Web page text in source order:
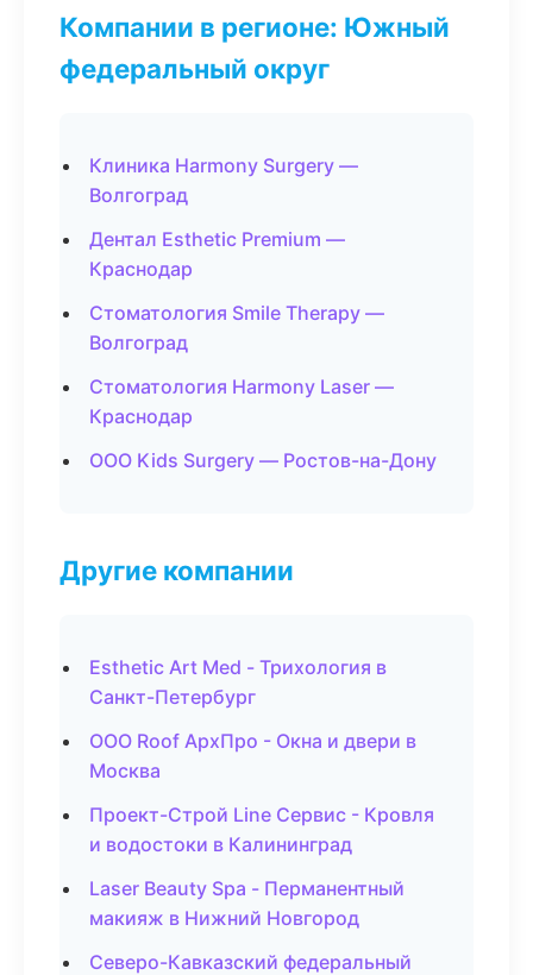
Компании в регионе: Южный
федеральный округ
Клиника Harmony Surgery —
Волгоград
Дентал Esthetic Premium —
Краснодар
Стоматология Smile Therapy —
Волгоград
Стоматология Harmony Laser —
Краснодар
ООО Kids Surgery — Ростов-на-Дону
Другие компании
Esthetic Art Med - Трихология в
Санкт-Петербург
ООО Roof АрхПро - Окна и двери в
Москва
Проект-Строй Line Сервис - Кровля
и водостоки в Калининград
Laser Beauty Spa - Перманентный
макияж в Нижний Новгород
Северо-Кавказский федеральный